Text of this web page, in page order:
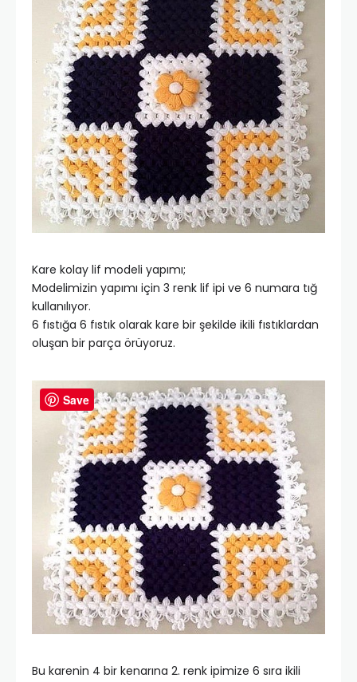
Kare kolay lif modeli yapımı;
Modelimizin yapımı için 3 renk lif ipi ve 6 numara tığ
kullanılıyor.
6 fıstığa 6 fıstık olarak kare bir şekilde ikili fıstıklardan
oluşan bir parça örüyoruz.
Bu karenin 4 bir kenarına 2. renk ipimize 6 sıra ikili
Save